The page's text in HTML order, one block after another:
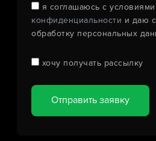
я соглашаюсь с условиями
конфиденциальности и даю
обработку персональных
хочу получать рассылку
Отправить заявку